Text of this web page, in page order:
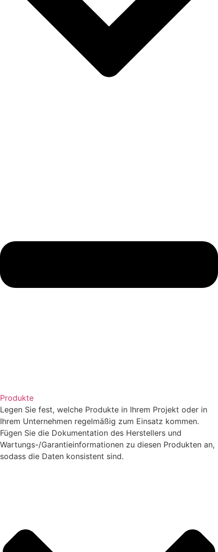
Produkte
Legen Sie fest, welche Produkte in Ihrem Projekt oder in
Ihrem Unternehmen regelmäßig zum Einsatz kommen.
Fügen Sie die Dokumentation des Herstellers und
Wartungs-/Garantieinformationen zu diesen Produkten an,
sodass die Daten konsistent sind.